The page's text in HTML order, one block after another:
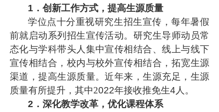
1．创新工作方式，提高生源质量
学位点十分重视研究生招生宣传，每年暑假
前就启动系列招生宣传活动。研究生导师动员常
态化与学科带头人集中宣传相结合、线上与线下
宣传相结合，校内与校外宣传相结合，拓宽生源
渠道，提高生源质量。近年来，生源充足，生源
质量有所提升，其中2022年接收推免生4 人。
2．深化教学改革，优化课程体系